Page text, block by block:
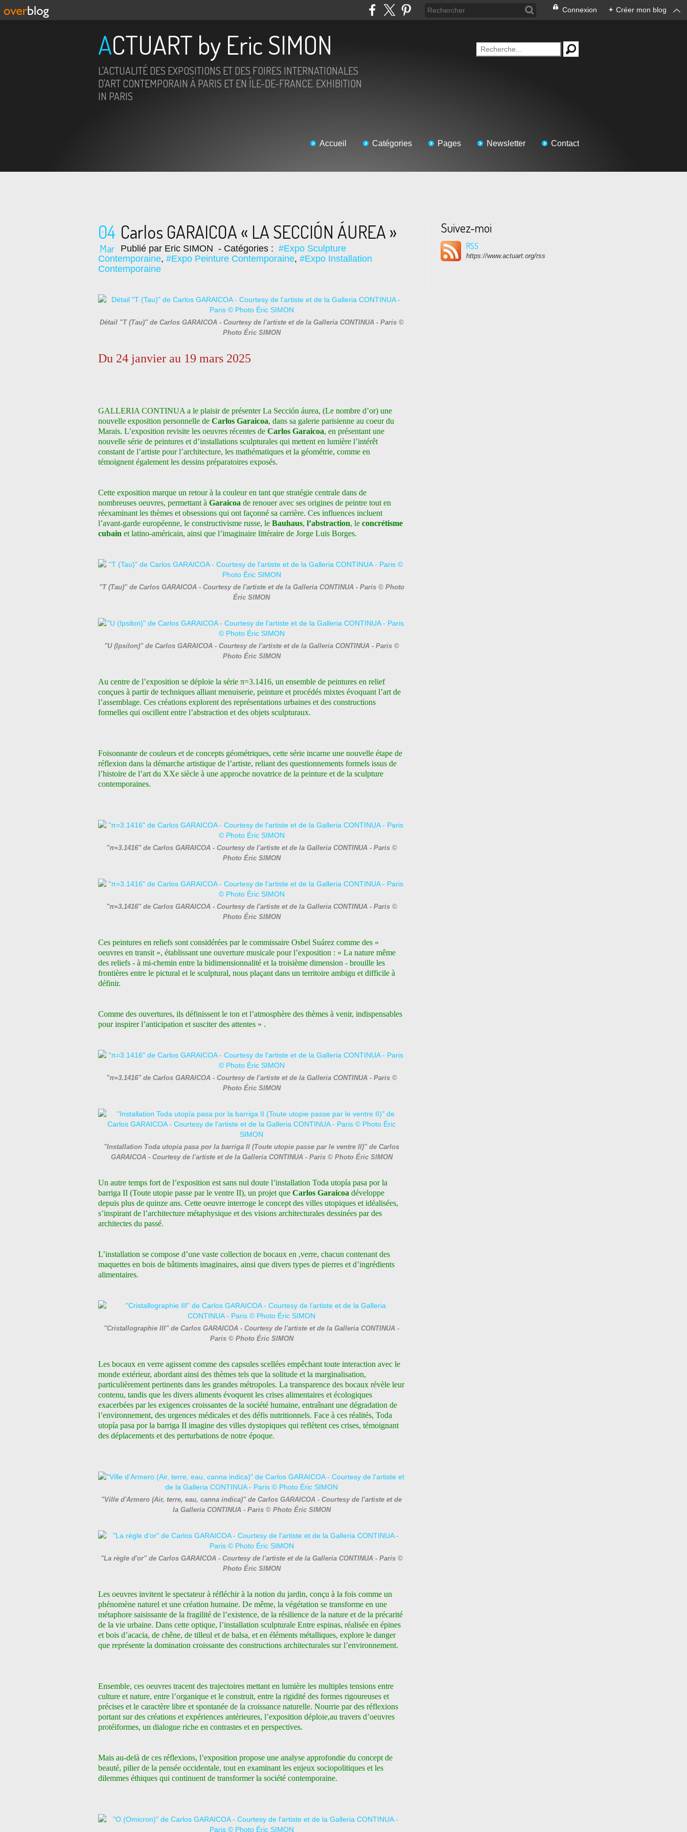
Connexion + Créer mon blog
ACTUART by Eric SIMON
L'ACTUALITÉ DES EXPOSITIONS ET DES FOIRES INTERNATIONALES
D'ART CONTEMPORAIN À PARIS ET EN ÎLE-DE-FRANCE. EXHIBITION
IN PARIS
Accueil Catégories Pages Newsletter Contact
04
Mar
Carlos GARAICOA « LA SECCIÓN ÁUREA »
Publié par Eric SIMON - Catégories : #Expo Sculpture
Contemporaine, #Expo Peinture Contemporaine, #Expo Installation
Contemporaine
Détail "T (Tau)" de Carlos GARAICOA - Courtesy de l'artiste et de la Galleria CONTINUA - Paris ©
Photo Éric SIMON
Du 24 janvier au 19 mars 2025
GALLERIA CONTINUA a le plaisir de présenter La Sección áurea, (Le nombre d’or) une
nouvelle exposition personnelle de Carlos Garaicoa, dans sa galerie parisienne au coeur du
Marais. L’exposition revisite les oeuvres récentes de Carlos Garaicoa, en présentant une
nouvelle série de peintures et d’installations sculpturales qui mettent en lumière l’intérêt
constant de l’artiste pour l’architecture, les mathématiques et la géométrie, comme en
témoignent également les dessins préparatoires exposés.
Cette exposition marque un retour à la couleur en tant que stratégie centrale dans de
nombreuses oeuvres, permettant à Garaicoa de renouer avec ses origines de peintre tout en
réexaminant les thèmes et obsessions qui ont façonné sa carrière. Ces influences incluent
l’avant-garde européenne, le constructivisme russe, le Bauhaus, l’abstraction, le concrétisme
cubain et latino-américain, ainsi que l’imaginaire littéraire de Jorge Luis Borges.
"T (Tau)" de Carlos GARAICOA - Courtesy de l'artiste et de la Galleria CONTINUA - Paris © Photo
Éric SIMON
"U (Ipsilon)" de Carlos GARAICOA - Courtesy de l'artiste et de la Galleria CONTINUA - Paris ©
Photo Éric SIMON
Au centre de l’exposition se déploie la série π=3.1416, un ensemble de peintures en relief
conçues à partir de techniques alliant menuiserie, peinture et procédés mixtes évoquant l’art de
l’assemblage. Ces créations explorent des représentations urbaines et des constructions
formelles qui oscillent entre l’abstraction et des objets sculpturaux.
Foisonnante de couleurs et de concepts géométriques, cette série incarne une nouvelle étape de
réflexion dans la démarche artistique de l’artiste, reliant des questionnements formels issus de
l’histoire de l’art du XXe siècle à une approche novatrice de la peinture et de la sculpture
contemporaines.
"π=3.1416" de Carlos GARAICOA - Courtesy de l'artiste et de la Galleria CONTINUA - Paris ©
Photo Éric SIMON
"π=3.1416" de Carlos GARAICOA - Courtesy de l'artiste et de la Galleria CONTINUA - Paris ©
Photo Éric SIMON
Ces peintures en reliefs sont considérées par le commissaire Osbel Suárez comme des «
oeuvres en transit », établissant une ouverture musicale pour l’exposition : « La nature même
des reliefs - à mi-chemin entre la bidimensionnalité et la troisième dimension - brouille les
frontières entre le pictural et le sculptural, nous plaçant dans un territoire ambigu et difficile à
définir.
Comme des ouvertures, ils définissent le ton et l’atmosphère des thèmes à venir, indispensables
pour inspirer l’anticipation et susciter des attentes » .
"π=3.1416" de Carlos GARAICOA - Courtesy de l'artiste et de la Galleria CONTINUA - Paris ©
Photo Éric SIMON
"Installation Toda utopía pasa por la barriga II (Toute utopie passe par le ventre II)" de Carlos
GARAICOA - Courtesy de l'artiste et de la Galleria CONTINUA - Paris © Photo Éric SIMON
Un autre temps fort de l’exposition est sans nul doute l’installation Toda utopía pasa por la
barriga II (Toute utopie passe par le ventre II), un projet que Carlos Garaicoa développe
depuis plus de quinze ans. Cette oeuvre interroge le concept des villes utopiques et idéalisées,
s’inspirant de l’architecture métaphysique et des visions architecturales dessinées par des
architectes du passé.
L’installation se compose d’une vaste collection de bocaux en ,verre, chacun contenant des
maquettes en bois de bâtiments imaginaires, ainsi que divers types de pierres et d’ingrédients
alimentaires.
"Cristallographie III" de Carlos GARAICOA - Courtesy de l'artiste et de la Galleria CONTINUA -
Paris © Photo Éric SIMON
Les bocaux en verre agissent comme des capsules scellées empêchant toute interaction avec le
monde extérieur, abordant ainsi des thèmes tels que la solitude et la marginalisation,
particulièrement pertinents dans les grandes métropoles. La transparence des bocaux révèle leur
contenu, tandis que les divers aliments évoquent les crises alimentaires et écologiques
exacerbées par les exigences croissantes de la société humaine, entraînant une dégradation de
l’environnement, des urgences médicales et des défis nutritionnels. Face à ces réalités, Toda
utopía pasa por la barriga II imagine des villes dystopiques qui reflètent ces crises, témoignant
des déplacements et des perturbations de notre époque.
"Ville d'Armero (Air, terre, eau, canna indica)" de Carlos GARAICOA - Courtesy de l'artiste et de
la Galleria CONTINUA - Paris © Photo Éric SIMON
"La règle d'or" de Carlos GARAICOA - Courtesy de l'artiste et de la Galleria CONTINUA - Paris ©
Photo Éric SIMON
Les oeuvres invitent le spectateur à réfléchir à la notion du jardin, conçu à la fois comme un
phénomène naturel et une création humaine. De même, la végétation se transforme en une
métaphore saisissante de la fragilité de l’existence, de la résilience de la nature et de la précarité
de la vie urbaine. Dans cette optique, l’installation sculpturale Entre espinas, réalisée en épines
et bois d’acacia, de chêne, de tilleul et de balsa, et en éléments métalliques, explore le danger
que représente la domination croissante des constructions architecturales sur l’environnement.
Ensemble, ces oeuvres tracent des trajectoires mettant en lumière les multiples tensions entre
culture et nature, entre l’organique et le construit, entre la rigidité des formes rigoureuses et
précises et le caractère libre et spontanée de la croissance naturelle. Nourrie par des réflexions
portant sur des créations et expériences antérieures, l’exposition déploie,au travers d’oeuvres
protéiformes, un dialogue riche en contrastes et en perspectives.
Mais au-delà de ces réflexions, l’exposition propose une analyse approfondie du concept de
beauté, pilier de la pensée occidentale, tout en examinant les enjeux sociopolitiques et les
dilemmes éthiques qui continuent de transformer la société contemporaine.
Suivez-moi
RSS
https://www.actuart.org/rss